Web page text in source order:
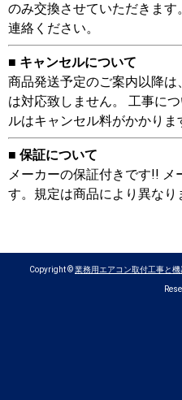
のみ交換させていただきま
連絡ください。
■ キャンセルについて
商品発送予定のご案内以降
は対応致しません。 工事に
ルはキャンセル料がかかりま
■ 保証について
メーカーの保証付きです!! メ
す。規定は商品により異なり
Copyright ©業務用エアコン取付工事と